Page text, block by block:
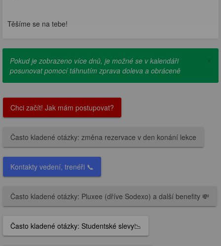
Těšíme se na tebe!
Pokud je zobrazeno více dnů, je možné se v kalendáři
posunovat pomocí táhnutím zprava doleva a obráceně
Chci začít! Jak mám postupovat?
Často kladené otázky: změna rezervace v den konání lekce
Kontakty vedení, trenéři 📞
Často kladené otázky: Pluxee (dříve Sodexo) a další benefity 💸
Často kladené otázky: Studentské slevy📉